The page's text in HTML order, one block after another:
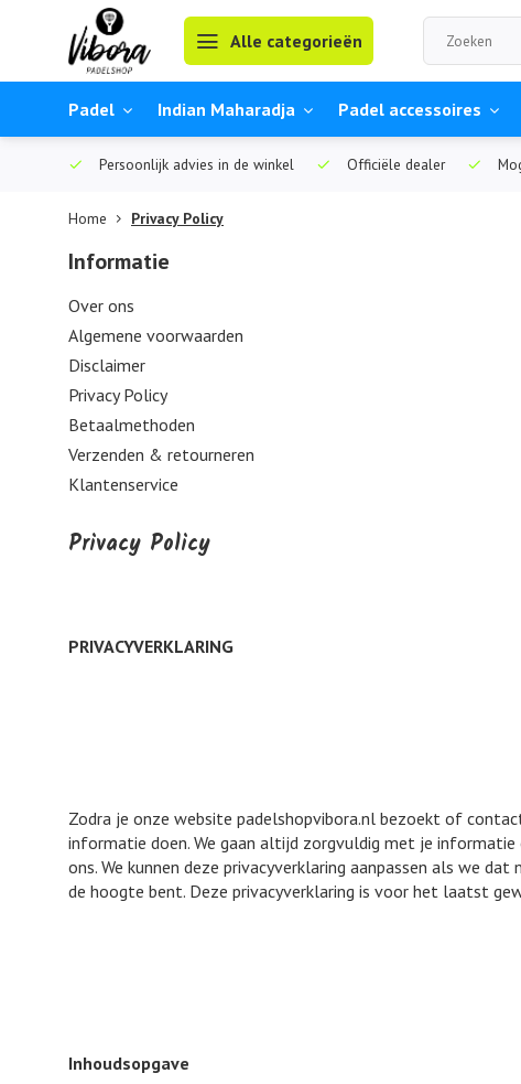
Alle categorieën
Padel Indian Maharadja Padel accessoires
Persoonlijk advies in de winkel Officiële dealer
Home Privacy Policy
Informatie
Over ons
Algemene voorwaarden
Disclaimer
Privacy Policy
Betaalmethoden
Verzenden & retourneren
Klantenservice
Privacy Policy
PRIVACYVERKLARING
Zodra je onze website padelshopvibora.nl bezoekt of
informatie doen. We gaan altijd zorgvuldig met je
ons. We kunnen deze privacyverklaring aanpassen als we
de hoogte bent. Deze privacyverklaring is voor het laatst
Inhoudsopgave